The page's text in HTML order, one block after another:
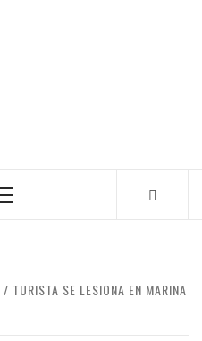
Primary
TURISTA SE LESIONA EN MARINA